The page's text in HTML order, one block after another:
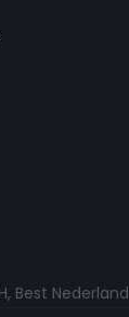
Best Nederland